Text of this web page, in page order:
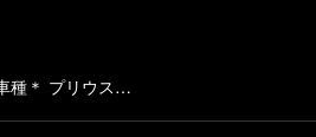
＊ プリウス…